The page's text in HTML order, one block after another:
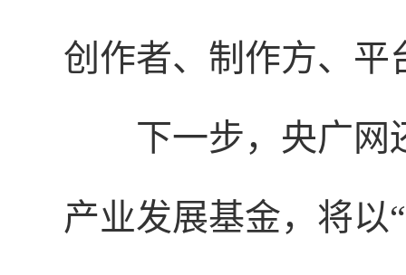
创作者、制作方、平
下一步，央广网
产业发展基金，将以